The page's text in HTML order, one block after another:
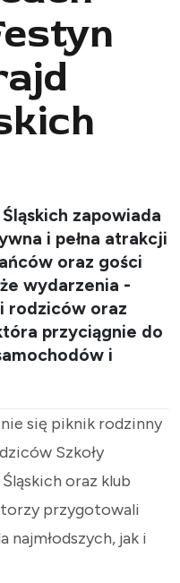
zapowiada
i pełna atrakcji
oraz gości
wydarzenia -
rodziców oraz
przyciągnie do
i
się piknik rodzinny
Szkoły
oraz klub
przygotowali
jak i